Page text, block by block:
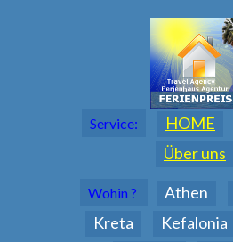
Service: HOME
Über uns
Wohin ? Athen
Kreta
Kefalonia